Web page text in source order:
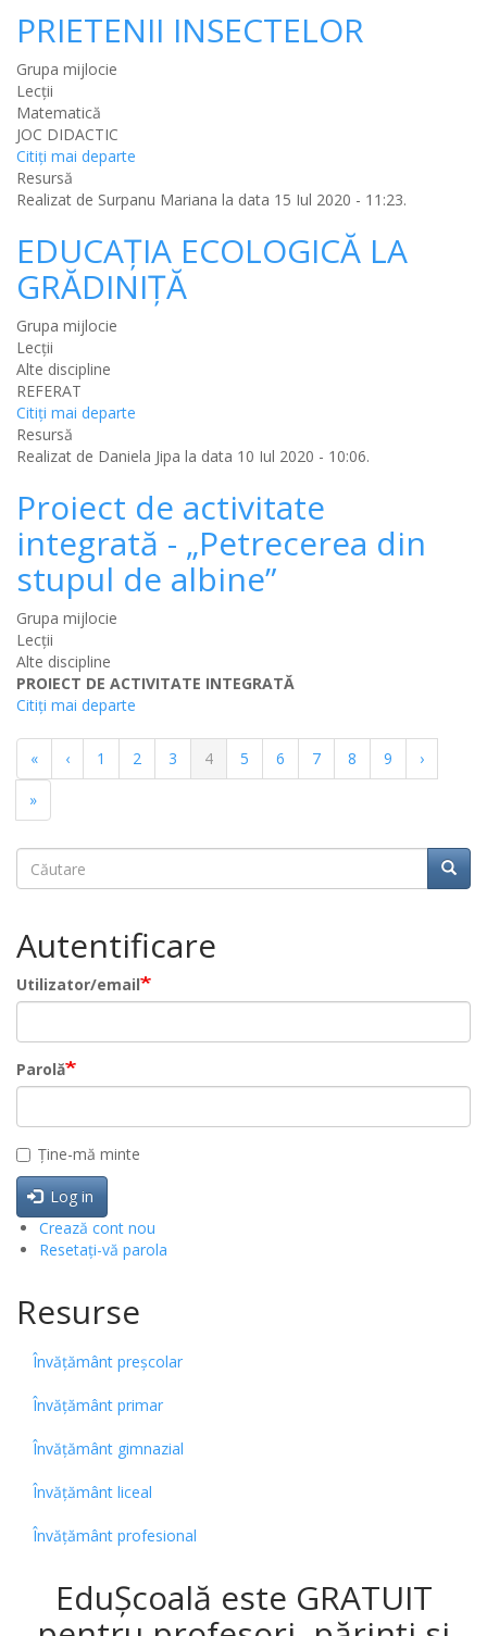
PRIETENII INSECTELOR
Grupa mijlocie
Lecții
Matematică
JOC DIDACTIC
Citiţi mai departe
Resursă
Realizat de Surpanu Mariana la data 15 Iul 2020 - 11:23.
EDUCAȚIA ECOLOGICĂ LA
GRĂDINIȚĂ
Grupa mijlocie
Lecții
Alte discipline
REFERAT
Citiţi mai departe
Resursă
Realizat de Daniela Jipa la data 10 Iul 2020 - 10:06.
Proiect de activitate
integrată - „Petrecerea din
stupul de albine”
Grupa mijlocie
Lecții
Alte discipline
PROIECT DE ACTIVITATE INTEGRATĂ
Citiţi mai departe
Paginație
Prima
pagină
«
Pagina
anterioară
‹ Pagina
1 Pagina
2 Pagina
3
Pagina
curentă
4 Pagina
5 Pagina
6 Pagina
7 Pagina
8 Pagina
9
Pagina
›
Ultima
pagină
»
Căutare
Căutare
Autentificare
Utilizator/email
Parolă
Ține-mă minte
Log in
Crează cont nou
Resetați-vă parola
Resurse
Învățământ preșcolar
Învățământ primar
Învățământ gimnazial
Învățământ liceal
Învățământ profesional
EduȘcoală este GRATUIT